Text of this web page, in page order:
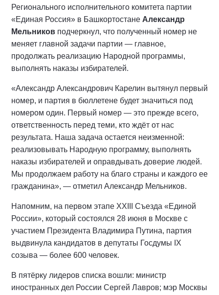
Регионального исполнительного комитета партии
«Единая Россия» в Башкортостане Александр
Мельников подчеркнул, что полученный номер не
меняет главной задачи партии — главное,
продолжать реализацию Народной программы,
выполнять наказы избирателей.
«Александр Александрович Карелин вытянул первый
номер, и партия в бюллетене будет значиться под
номером один. Первый номер — это прежде всего,
ответственность перед теми, кто ждёт от нас
результата. Наша задача остается неизменной:
реализовывать Народную программу, выполнять
наказы избирателей и оправдывать доверие людей.
Мы продолжаем работу на благо страны и каждого ее
гражданина», — отметил Александр Мельников.
Напомним, на первом этапе XXIII Съезда «Единой
России», который состоялся 28 июня в Москве с
участием Президента Владимира Путина, партия
выдвинула кандидатов в депутаты Госдумы IX
созыва — более 600 человек.
В пятёрку лидеров списка вошли: министр
иностранных дел России Сергей Лавров; мэр Москвы